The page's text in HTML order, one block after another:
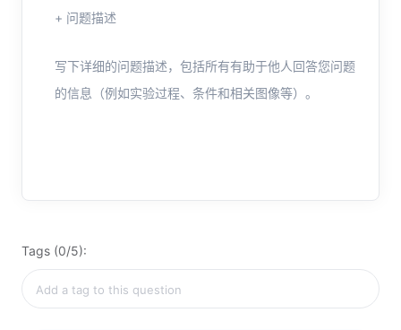
+ 问题描述
写下详细的问题描述，包括所有有助于他人回答您问题
的信息（例如实验过程、条件和相关图像等）。
Tags (0/5):